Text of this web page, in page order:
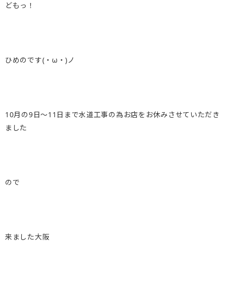
どもっ！
ひめのです(・ω・)ノ
10月の9日〜11日まで水道工事の為お店をお休みさせていただき
ました
ので
来ました大阪